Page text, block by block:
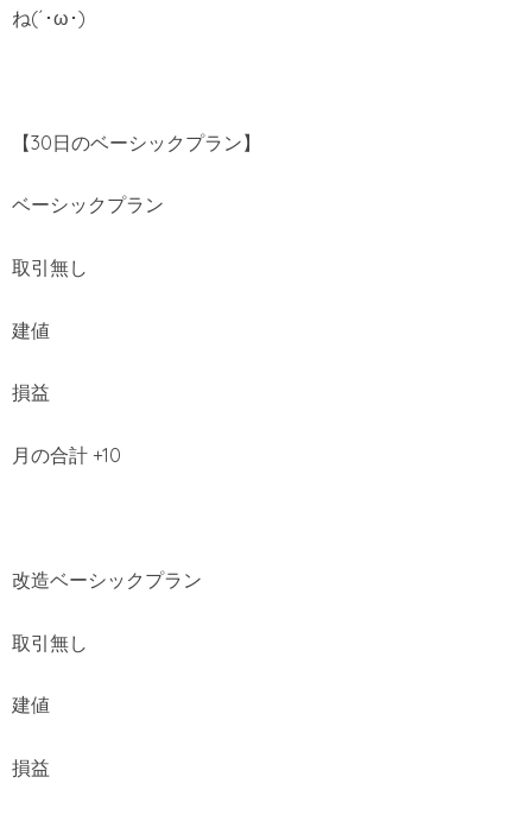
ね(´･ω･)
【30日のベーシックプラン】
ベーシックプラン
取引無し
建値
損益
月の合計 +10
改造ベーシックプラン
取引無し
建値
損益